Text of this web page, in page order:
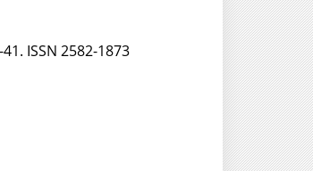
ISSN 2582-1873